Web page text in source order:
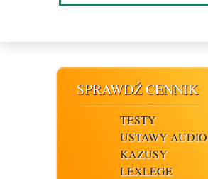
SPRAWDŹ CENNIK
TESTY
USTAWY AUDIO
KAZUSY
LEXLEGE